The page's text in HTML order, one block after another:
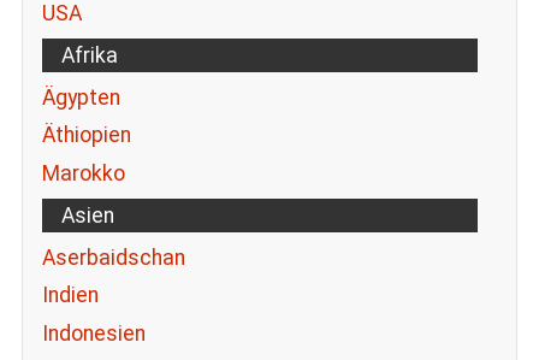
USA
Afrika
Ägypten
Äthiopien
Marokko
Asien
Aserbaidschan
Indien
Indonesien